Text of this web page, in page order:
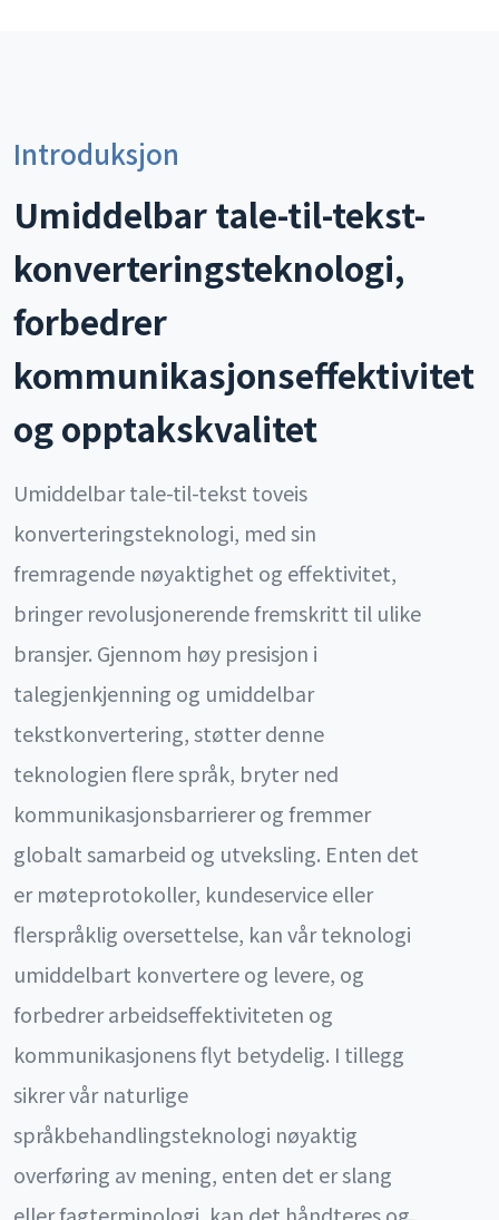
Introduksjon
Umiddelbar tale-til-tekst-
konverteringsteknologi,
forbedrer
kommunikasjonseffektivitet
og opptakskvalitet
Umiddelbar tale-til-tekst toveis
konverteringsteknologi, med sin
fremragende nøyaktighet og effektivitet,
bringer revolusjonerende fremskritt til ulike
bransjer. Gjennom høy presisjon i
talegjenkjenning og umiddelbar
tekstkonvertering, støtter denne
teknologien flere språk, bryter ned
kommunikasjonsbarrierer og fremmer
globalt samarbeid og utveksling. Enten det
er møteprotokoller, kundeservice eller
flerspråklig oversettelse, kan vår teknologi
umiddelbart konvertere og levere, og
forbedrer arbeidseffektiviteten og
kommunikasjonens flyt betydelig. I tillegg
sikrer vår naturlige
språkbehandlingsteknologi nøyaktig
overføring av mening, enten det er slang